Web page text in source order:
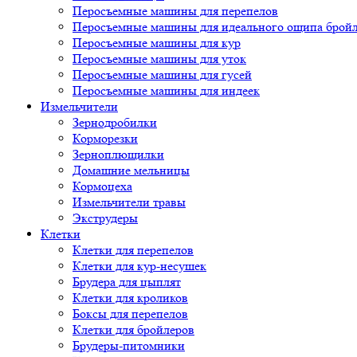
Перосъемные машины для перепелов
Перосъемные машины для идеального ощипа
Перосъемные машины для кур
Перосъемные машины для уток
Перосъемные машины для гусей
Перосъемные машины для индеек
Измельчители
Зернодробилки
Корморезки
Зерноплющилки
Домашние мельницы
Кормоцеха
Измельчители травы
Экструдеры
Клетки
Клетки для перепелов
Клетки для кур-несушек
Брудера для цыплят
Клетки для кроликов
Боксы для перепелов
Клетки для бройлеров
Брудеры-питомники